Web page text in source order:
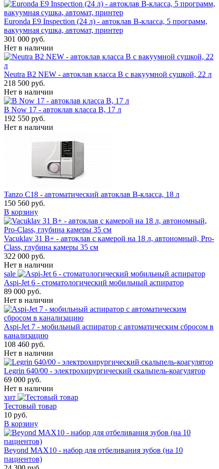
Euronda E9 Inspection (24 л) - автоклав B-класса, 5 программ,
вакуумная сушка, автомат, принтер
301 000 руб.
Нет в наличии
Neutra B2 NEW - автоклав класса B с вакуумной сушкой, 22 л
218 500 руб.
Нет в наличии
B Now 17 - автоклав класса B, 17 л
192 550 руб.
Нет в наличии
Tanzo C18 - автоматический автоклав B-класса, 18 л
150 560 руб.
В корзину
Vacuklav 31 B+ - автоклав с камерой на 18 л, автономный, Pro-
Class, глубина камеры 35 см
322 000 руб.
Нет в наличии
sale
Aspi-Jet 6 - стоматологический мобильный аспиратор
89 000 руб.
Нет в наличии
Aspi-Jet 7 - мобильный аспиратор с автоматическим сбросом в
канализацию
108 460 руб.
Нет в наличии
Legrin 640/00 - электрохирургический скальпель-коагулятор
69 000 руб.
Нет в наличии
хит
Тестовый товар
10 руб.
В корзину
Beyond MAX10 - набор для отбеливания зубов (на 10
пациентов)